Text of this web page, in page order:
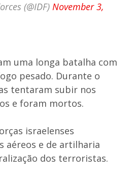
(@IDF) November 3,
uma longa batalha com
pesado. Durante o
tentaram subir nos
e foram mortos.
israelenses
aéreos e de artilharia
dos terroristas.